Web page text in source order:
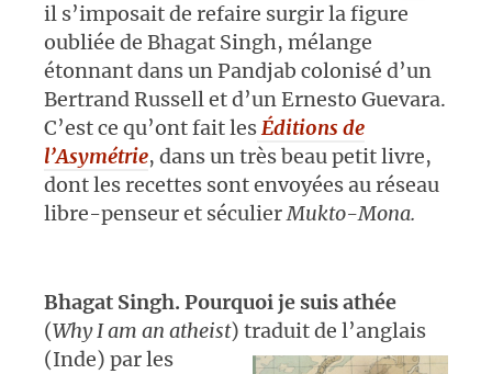
il s’imposait de refaire surgir la figure
oubliée de Bhagat Singh, mélange
étonnant dans un Pandjab colonisé d’un
Bertrand Russell et d’un Ernesto Guevara.
C’est ce qu’ont fait lesÉditions de
l’Asymétrie, dans un très beau petit livre,
dont les recettes sont envoyées au réseau
libre-penseur et séculierMukto-Mona.
Bhagat Singh. Pourquoi je suis athée
(Why I am an atheist) traduit de l’anglais
(Inde) par les